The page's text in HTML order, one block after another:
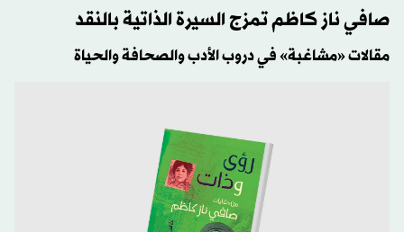
صافي ناز كاظم تمزج السيرة الذاتية بالنقد
مقالات «مشاغبة» في دروب الأدب والصحافة والحياة